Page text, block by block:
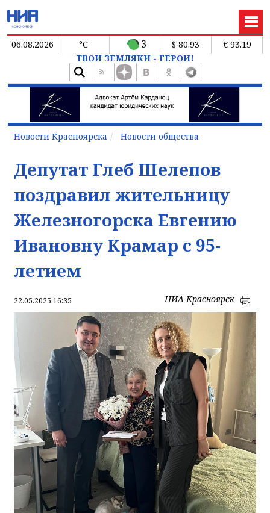
06.08.2026 °C 3 $ 80.93
€ 93.19
ТВОИ ЗЕМЛЯКИ - ГЕРОИ!
Новости Красноярска Новости общества
Депутат Глеб Шелепов
поздравил жительницу
Железногорска Евгению
Ивановну Крамар с 95-
летием
22.05.2025 16:35 НИА-Красноярск